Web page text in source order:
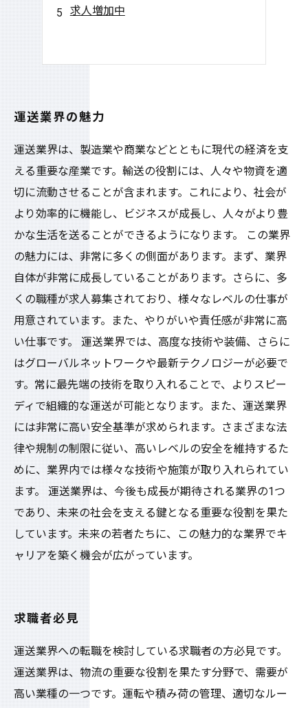
求人増加中
運送業界の魅力
運送業界は、製造業や商業などとともに現代の経済を支
える重要な産業です。輸送の役割には、人々や物資を適
切に流動させることが含まれます。これにより、社会が
より効率的に機能し、ビジネスが成長し、人々がより豊
かな生活を送ることができるようになります。 この業界
の魅力には、非常に多くの側面があります。まず、業界
自体が非常に成長していることがあります。さらに、多
くの職種が求人募集されており、様々なレベルの仕事が
用意されています。また、やりがいや責任感が非常に高
い仕事です。 運送業界では、高度な技術や装備、さらに
はグローバルネットワークや最新テクノロジーが必要で
す。常に最先端の技術を取り入れることで、よりスピー
ディで組織的な運送が可能となります。また、運送業界
には非常に高い安全基準が求められます。さまざまな法
律や規制の制限に従い、高いレベルの安全を維持するた
めに、業界内では様々な技術や施策が取り入れられてい
ます。 運送業界は、今後も成長が期待される業界の1つ
であり、未来の社会を支える鍵となる重要な役割を果た
しています。未来の若者たちに、この魅力的な業界でキ
ャリアを築く機会が広がっています。
求職者必見
運送業界への転職を検討している求職者の方必見です。
運送業界は、物流の重要な役割を果たす分野で、需要が
高い業種の一つです。運転や積み荷の管理、適切なルー